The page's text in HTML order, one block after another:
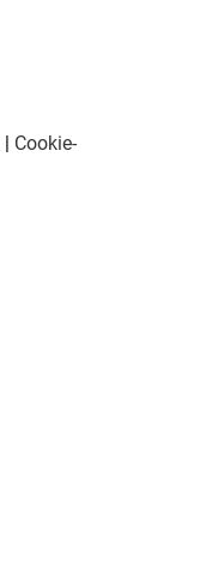
| Cookie-